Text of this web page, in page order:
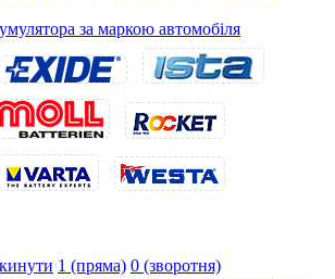
за маркою автомобіля
1 (пряма) 0 (зворотня)